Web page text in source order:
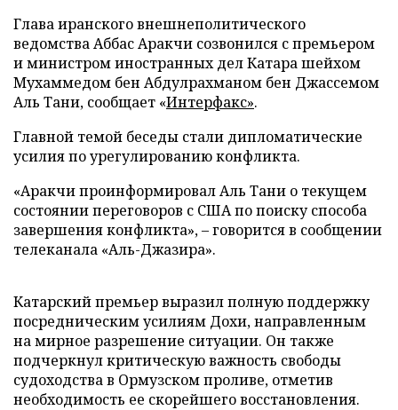
Глава иранского внешнеполитического
ведомства Аббас Аракчи созвонился с премьером
и министром иностранных дел Катара шейхом
Мухаммедом бен Абдулрахманом бен Джассемом
Аль Тани, сообщает «Интерфакс».
Главной темой беседы стали дипломатические
усилия по урегулированию конфликта.
«Аракчи проинформировал Аль Тани о текущем
состоянии переговоров с США по поиску способа
завершения конфликта», – говорится в сообщении
телеканала «Аль-Джазира».
Катарский премьер выразил полную поддержку
посредническим усилиям Дохи, направленным
на мирное разрешение ситуации. Он также
подчеркнул критическую важность свободы
судоходства в Ормузском проливе, отметив
необходимость ее скорейшего восстановления.